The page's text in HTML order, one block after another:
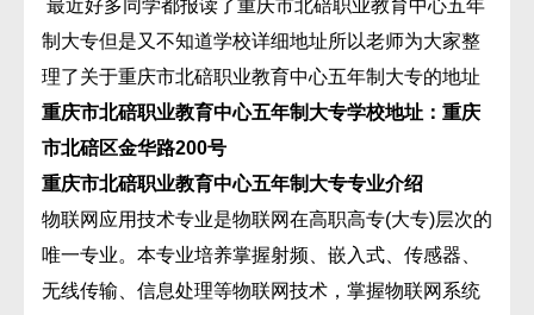
最近好多同学都报读了重庆市北碚职业教育中心五年
制大专但是又不知道学校详细地址所以老师为大家整
理了关于重庆市北碚职业教育中心五年制大专的地址
重庆市北碚职业教育中心五年制大专学校地址：重庆
市北碚区金华路200号
重庆市北碚职业教育中心五年制大专专业介绍
物联网应用技术专业是物联网在高职高专(大专)层次的
唯一专业。本专业培养掌握射频、嵌入式、传感器、
无线传输、信息处理等物联网技术，掌握物联网系统